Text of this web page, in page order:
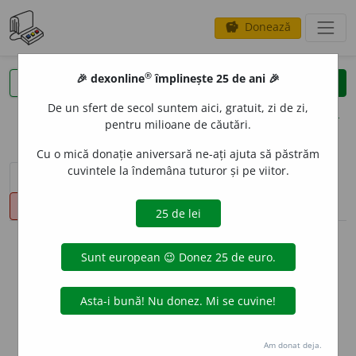
savings Donează
clear
opțiuni
sinteza definițiilor (1) definiții (20)
declinări
info
Aceste definiții sunt compilate de
echipa dexonline. Definițiile
originale se află pe filadefiniții.
Puteți reordona filele pe pagina de
🎉 dexonline® împlinește 25 de ani 🎉
De un sfert de secol suntem aici, gratuit, zi de zi,
pentru milioane de căutări.
Cu o mică donație aniversară ne-ați ajuta să păstrăm
cuvintele la îndemâna tuturor și pe viitor.
Am donat deja.